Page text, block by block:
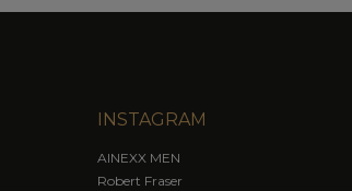
INSTAGRAM
AINEXX MEN
Robert Fraser